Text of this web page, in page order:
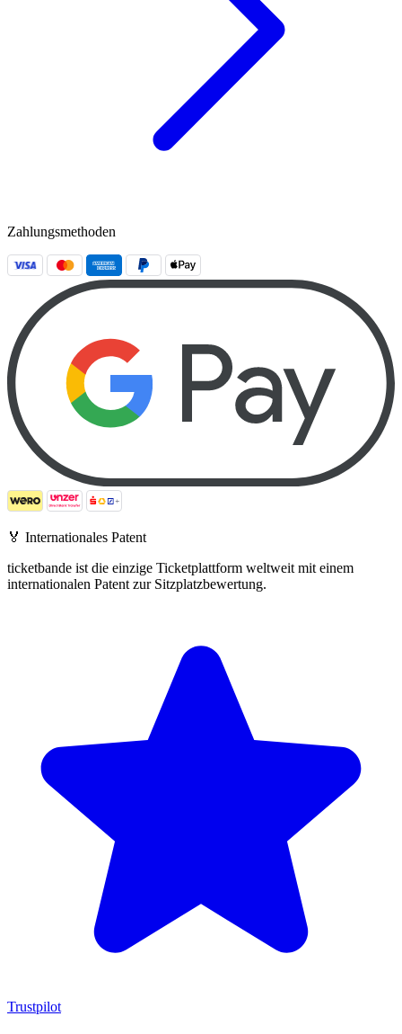
Zahlungsmethoden
🏅 Internationales Patent
ticketbande ist die einzige Ticketplattform weltweit mit einem
internationalen Patent zur Sitzplatzbewertung.
Trustpilot